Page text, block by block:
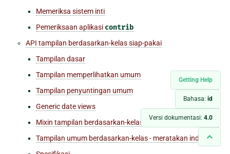
Getting Help
Bahasa: id
Versi dokumentasi: 4.0
Memeriksa sistem inti
Pemeriksaan aplikasi contrib
API tampilan berdasarkan-kelas siap-pakai
Tampilan dasar
Tampilan memperlihatkan umum
Tampilan penyuntingan umum
Generic date views
Mixin tampilan berdasarkan-kelas
Tampilan umum berdasarkan-kelas - meratakan indeks